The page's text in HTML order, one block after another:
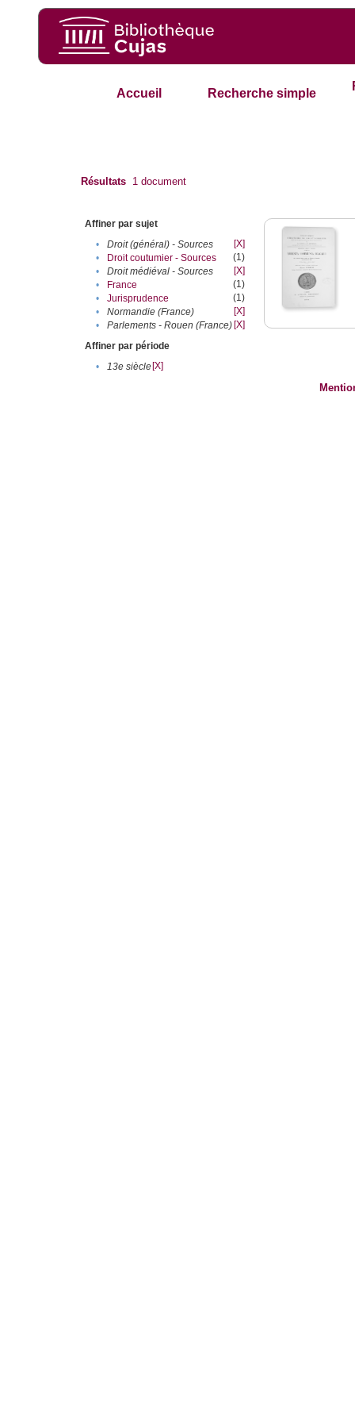
Accueil Recherche simple
Résultats 1 document
Affiner par sujet
•
Droit (général) - Sources
[X]
•
Droit coutumier - Sources
(1)
•
Droit médiéval - Sources
[X]
•
France
(1)
•
Jurisprudence
(1)
•
Normandie (France)
[X]
•
Parlements - Rouen (France) [X]
Affiner par période
•
13e siècle[X]